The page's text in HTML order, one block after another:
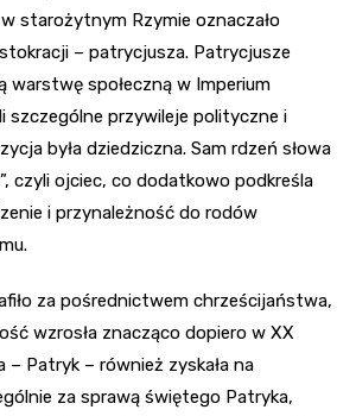
starożytnym Rzymie oznaczało
– patrycjusza. Patrycjusze
warstwę społeczną w Imperium
szczególne przywileje polityczne i
była dziedziczna. Sam rdzeń słowa
czyli ojciec, co dodatkowo podkreśla
i przynależność do rodów
za pośrednictwem chrześcijaństwa,
wzrosła znacząco dopiero w XX
– Patryk – również zyskała na
za sprawą świętego Patryka,